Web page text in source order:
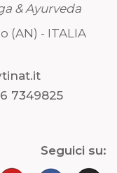
& Ayurveda
(AN) - ITALIA
7349825
Seguici su: